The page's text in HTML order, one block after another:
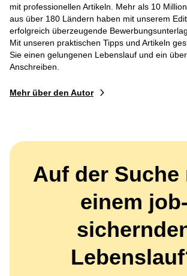
mit professionellen Artikeln. Mehr als 10
aus über 180 Ländern haben mit unserem
erfolgreich überzeugende
Mit unseren praktischen Tipps und Artikeln
Sie einen gelungenen Lebenslauf und ein
Anschreiben.
Mehr über den Autor
Auf der Suche
einem job-